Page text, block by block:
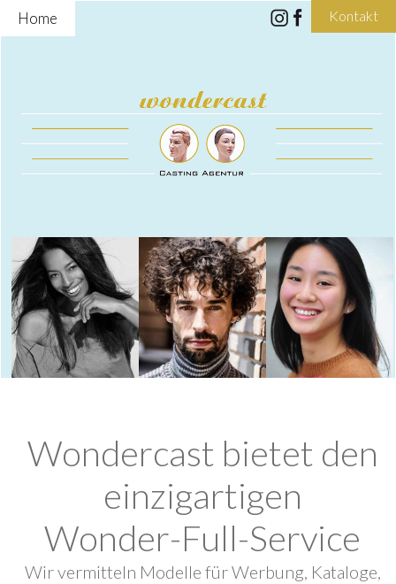
Home Kontakt
Wondercast bietet den
einzigartigen
Wonder-Full-Service
Wir vermitteln Modelle für Werbung, Kataloge,